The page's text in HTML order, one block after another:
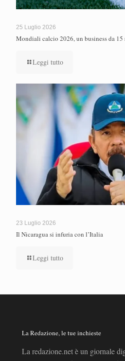
25 Luglio 2026
Mondiali calcio 2026, un business da
Leggi tutto
23 Luglio 2026
Il Nicaragua si infuria con l’Italia
Leggi tutto
La Redazione, le tue inchieste
La redazione.net è un giornale